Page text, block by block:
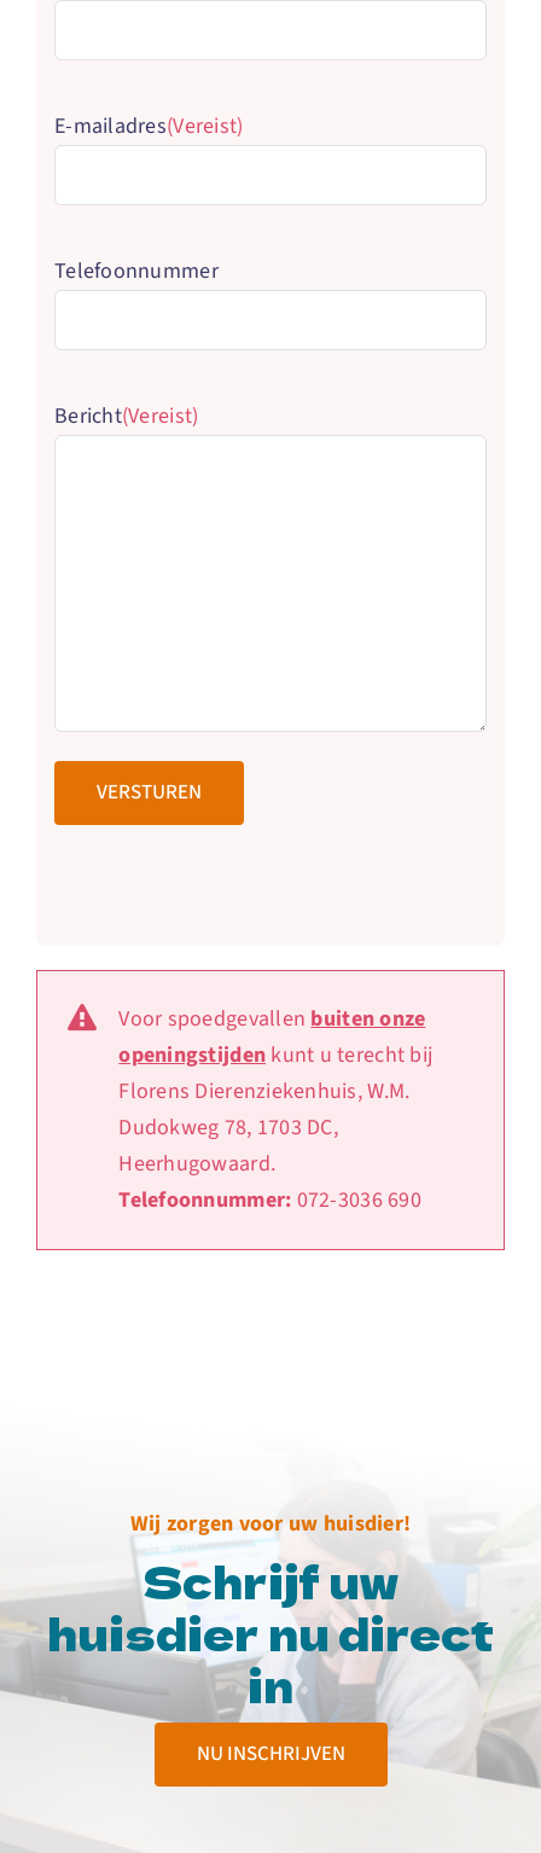
E-mailadres(Vereist)
Telefoonnummer
Bericht(Vereist)
Voor spoedgevallenbuiten onze
openingstijden kunt u terecht bij
Florens Dierenziekenhuis, W.M.
Dudokweg 78, 1703 DC,
Heerhugowaard.
Telefoonnummer: 072-3036 690
Wij zorgen voor uw huisdier!
Schrijf uw
huisdier nu direct
in
NU INSCHRIJVEN